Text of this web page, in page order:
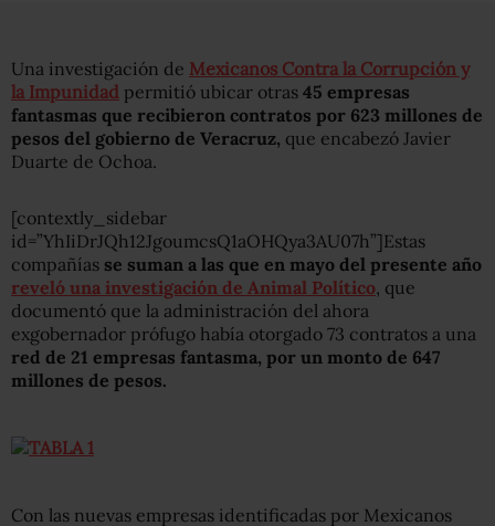
Una investigación de Mexicanos Contra la Corrupción y
la Impunidad permitió ubicar otras 45 empresas
fantasmas que recibieron contratos por 623 millones de
pesos del gobierno de Veracruz, que encabezó Javier
Duarte de Ochoa.
[contextly_sidebar
id=”YhIiDrJQh12JgoumcsQ1aOHQya3AU07h”]Estas
compañías se suman a las que en mayo del presente año
reveló una investigación de Animal Político, que
documentó que la administración del ahora
exgobernador prófugo había otorgado 73 contratos a una
red de 21 empresas fantasma, por un monto de 647
millones de pesos.
Con las nuevas empresas identificadas por Mexicanos